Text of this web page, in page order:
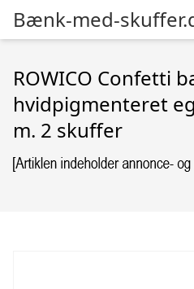
Bænk-med-
ROWICO Confetti
hvidpigmenteret
m. 2 skuffer